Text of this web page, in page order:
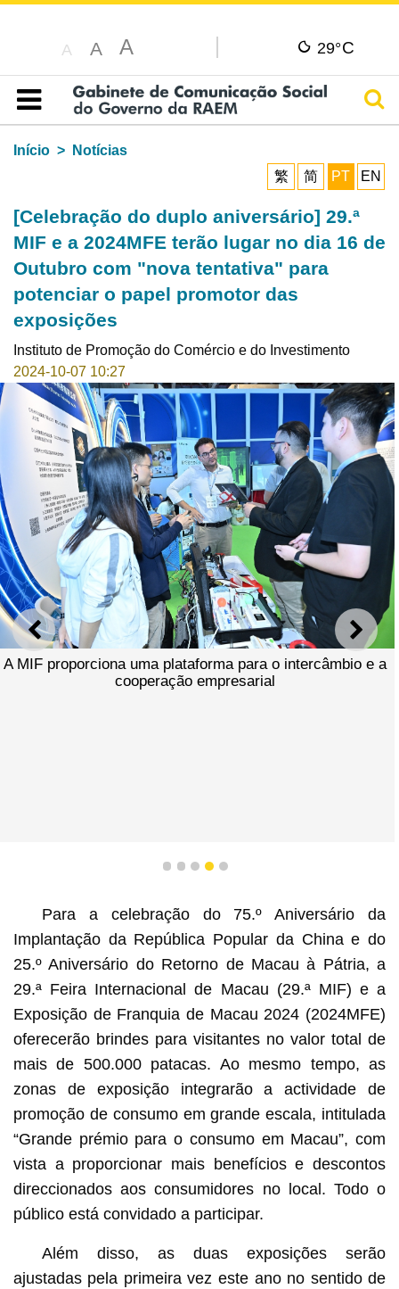
A A A 29°C
Índice
Início
Notícias
繁
简 PT EN
[Celebração do duplo aniversário] 29.ª
MIF e a 2024MFE terão lugar no dia 16 de
Outubro com "nova tentativa" para
potenciar o papel promotor das
exposições
Instituto de Promoção do Comércio e do Investimento
2024-10-07 10:27
ANTERIOR
A MIF proporciona uma plataforma para o intercâmbio e a
cooperação empresarial
1 2 3 4 5
Para a celebração do 75.º Aniversário da
Implantação da República Popular da China e do
25.º Aniversário do Retorno de Macau à Pátria, a
29.ª Feira Internacional de Macau (29.ª MIF) e a
Exposição de Franquia de Macau 2024 (2024MFE)
oferecerão brindes para visitantes no valor total de
mais de 500.000 patacas. Ao mesmo tempo, as
zonas de exposição integrarão a actividade de
promoção de consumo em grande escala, intitulada
“Grande prémio para o consumo em Macau”, com
vista a proporcionar mais benefícios e descontos
direccionados aos consumidores no local. Todo o
público está convidado a participar.
Além disso, as duas exposições serão
ajustadas pela primeira vez este ano no sentido de